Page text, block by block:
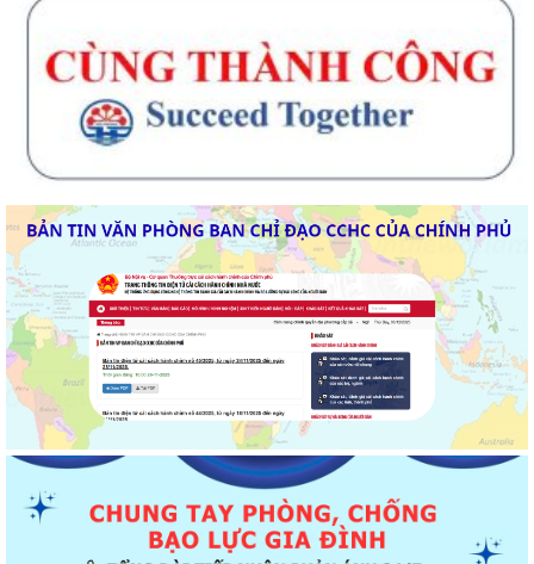
Thông báo về chương trình thu hồi để kiểm tra, khắc phục sự cố các
dòng xe mô tô Honda CB1000...
Kết quả Kỳ họp thứ 3 HĐND thành phố Hải Phòng khóa XIV, nhiệm kỳ
2021 - 2026
Khai thác tài liệu số và Chatbox AI trợi giúp pháp luật
Đẩy mạnh tuyên truyền thực hiện Chương trình hành động của Thành
ủy về xây dựng và hoàn thiện nhà...
Tăng cường các giải pháp đấu tranh, ngăn chặn và xử lý hành vi xâm
phạm quyền sở hữu trí tuệ trên...
Ủy ban nhân dân phường Thành Đông thông báo về việc chấm dứt